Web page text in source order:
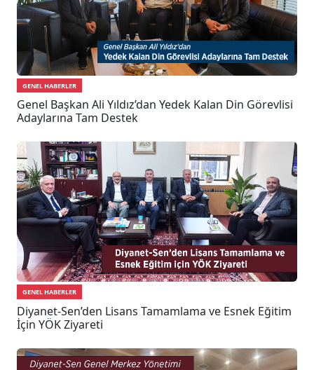
GENEL HABERLER
Genel Başkan Ali Yıldız’dan Yedek Kalan Din Görevlisi
Adaylarına Tam Destek
GENEL HABERLER
Diyanet-Sen’den Lisans Tamamlama ve Esnek Eğitim
İçin YÖK Ziyareti